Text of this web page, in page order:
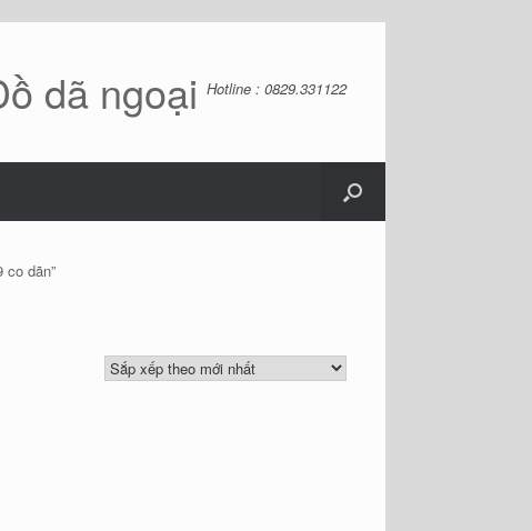
dã ngoại Hotline : 0829.331122
co dãn”